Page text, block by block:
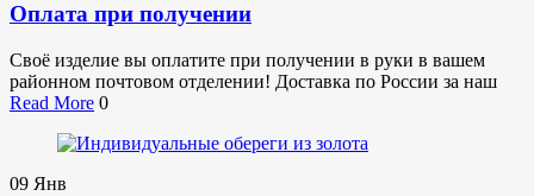
Оплата при получении
Своё изделие вы оплатите при получении в руки в вашем
районном почтовом отделении! Доставка по России за наш
Read More 0
09 Янв